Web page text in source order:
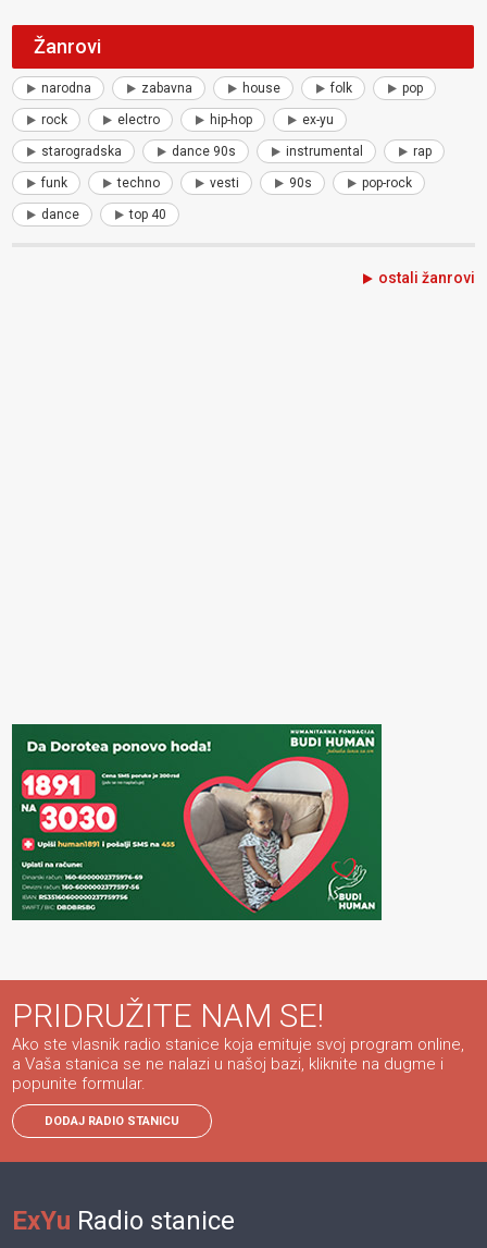
Žanrovi
narodna zabavna house folk pop
rock electro hip-hop ex-yu
starogradska dance 90s instrumental rap
funk techno vesti 90s pop-rock
dance top 40
ostali žanrovi
PRIDRUŽITE NAM SE!
Ako ste vlasnik radio stanice koja emituje svoj program online,
a Vaša stanica se ne nalazi u našoj bazi, kliknite na dugme i
popunite formular.
DODAJ RADIO STANICU
ExYu Radio stanice